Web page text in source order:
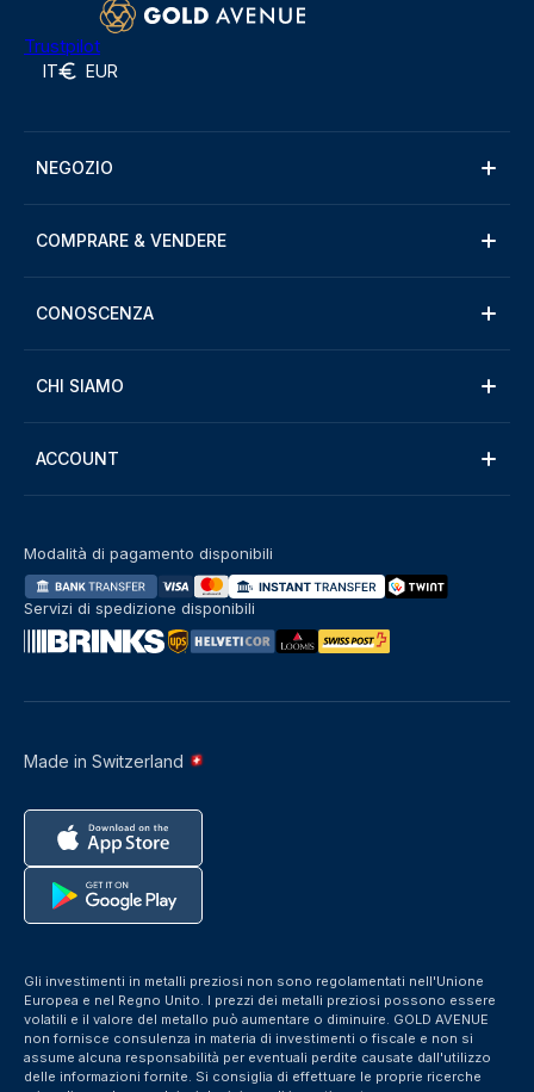
Trustpilot
IT EUR
NEGOZIO
COMPRARE & VENDERE
CONOSCENZA
CHI SIAMO
ACCOUNT
Made in Switzerland
Modalità di pagamento disponibili
Servizi di spedizione disponibili
Gli investimenti in metalli preziosi non sono regolamentati nell'Unione
Europea e nel Regno Unito. I prezzi dei metalli preziosi possono essere
volatili e il valore del metallo può aumentare o diminuire. GOLD AVENUE
non fornisce consulenza in materia di investimenti o fiscale e non si
assume alcuna responsabilità per eventuali perdite causate dall'utilizzo
delle informazioni fornite. Si consiglia di effettuare le proprie ricerche